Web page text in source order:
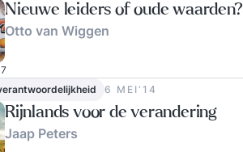
Nieuwe leiders of oude waarden?
Otto van Wiggen
7
6 MEI‘14
Rijnlands voor de verandering
Jaap Peters